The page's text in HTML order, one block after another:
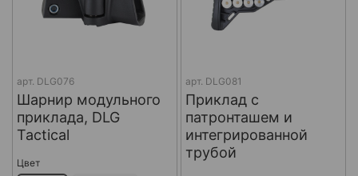
арт. DLG076
Шарнир модульного
приклада, DLG
Tactical
Цвет
арт. DLG081
Приклад с
патронташем и
интегрированной
трубой